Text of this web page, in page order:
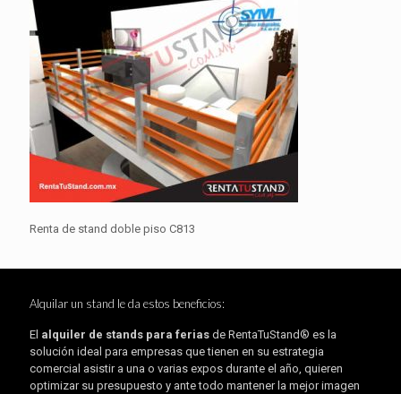
Renta de stand doble piso C813
Alquilar un stand le da estos beneficios:
El alquiler de stands para ferias de RentaTuStand® es la
solución ideal para empresas que tienen en su estrategia
comercial asistir a una o varias expos durante el año, quieren
optimizar su presupuesto y ante todo mantener la mejor imagen